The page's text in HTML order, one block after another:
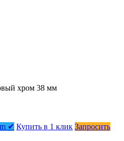
хром 38 мм
✔ Купить в 1 клик Запросить